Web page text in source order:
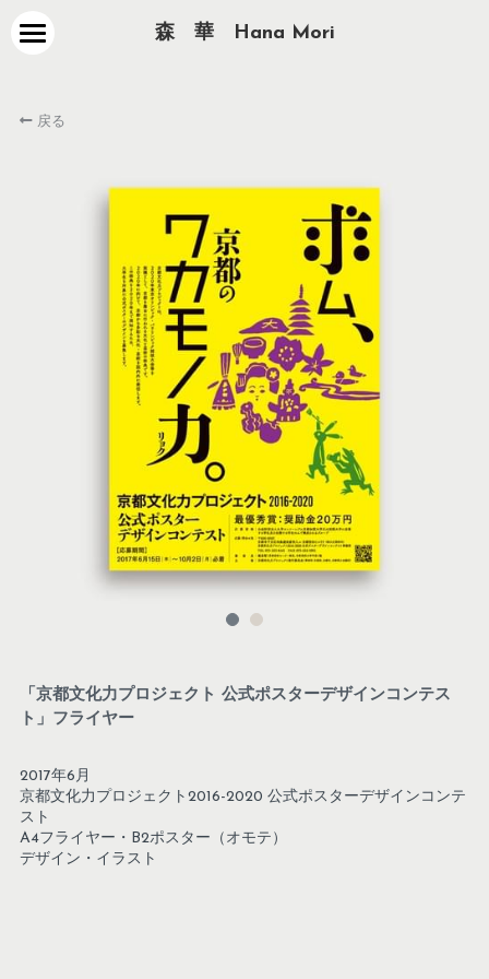
森　華　Hana Mori
works
戻る
「京都文化力プロジェクト 公式ポスターデザインコンテス
ト」フライヤー
2017年6月
京都文化力プロジェクト2016-2020 公式ポスターデザインコンテ
スト
A4フライヤー・B2ポスター（オモテ）
デザイン・イラスト